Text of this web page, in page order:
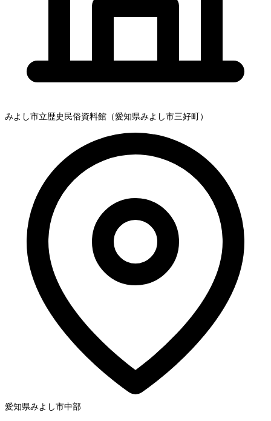
みよし市立歴史民俗資料館（愛知県みよし市三好町）
愛知県みよし市中部